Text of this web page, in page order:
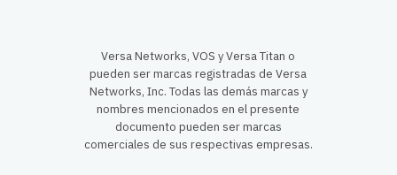
Versa Networks, VOS y Versa Titan o
pueden ser marcas registradas de Versa
Networks, Inc. Todas las demás marcas y
nombres mencionados en el presente
documento pueden ser marcas
comerciales de sus respectivas empresas.